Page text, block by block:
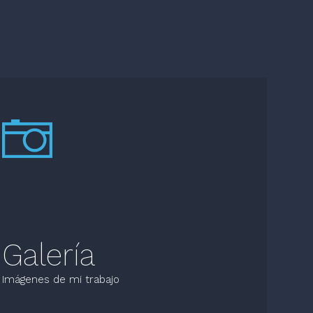
Galería
Imágenes de mi trabajo